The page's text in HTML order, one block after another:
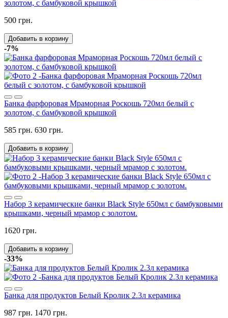
золотом, с бамбуковой крышкой
500 грн.
Добавить в корзину
-7%
Банка фарфоровая Мраморная Роскошь 720мл белый с
золотом, с бамбуковой крышкой
585 грн. 630 грн.
Добавить в корзину
Набор 3 керамические банки Black Style 650мл с бамбуковыми
крышками, черный мрамор с золотом.
1620 грн.
Добавить в корзину
-33%
Банка для продуктов Белый Кролик 2.3л керамика
987 грн. 1470 грн.